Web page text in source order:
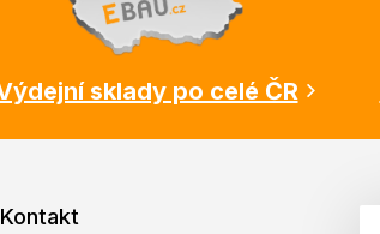
sklady po celé ČR
Kontakt